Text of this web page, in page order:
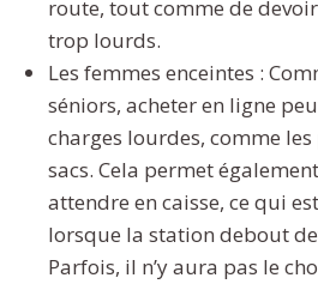
route, tout comme de
trop lourds.
Les femmes enceintes :
séniors, acheter en ligne
charges lourdes, comme les
sacs. Cela permet
attendre en caisse, ce qui
lorsque la station debout
Parfois, il n’y aura pas le